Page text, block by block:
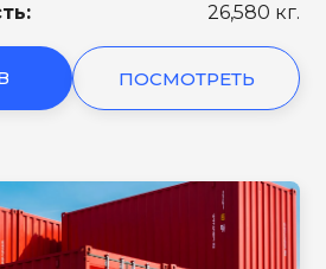
26,580 кг.
ПОСМОТРЕТЬ